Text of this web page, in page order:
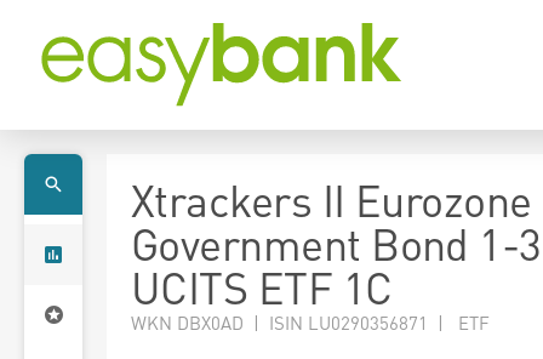
Xtrackers II Eurozone
Government Bond 1-3
UCITS ETF 1C
WKN DBX0AD | ISIN LU0290356871 | ETF